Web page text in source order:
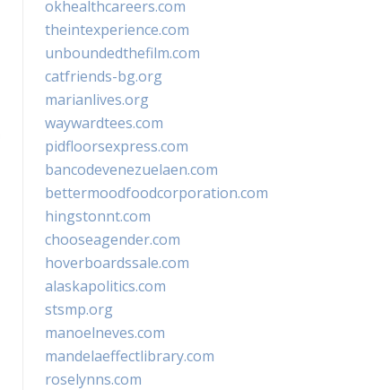
okhealthcareers.com
theintexperience.com
unboundedthefilm.com
catfriends-bg.org
marianlives.org
waywardtees.com
pidfloorsexpress.com
bancodevenezuelaen.com
bettermoodfoodcorporation.com
hingstonnt.com
chooseagender.com
hoverboardssale.com
alaskapolitics.com
stsmp.org
manoelneves.com
mandelaeffectlibrary.com
roselynns.com